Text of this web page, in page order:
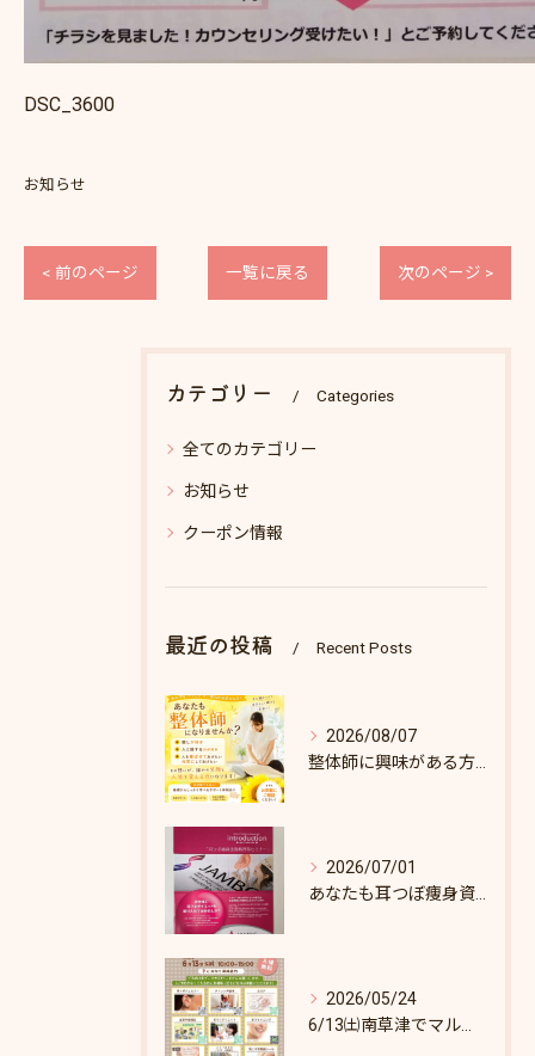
DSC_3600
お知らせ
< 前のページ 一覧に戻る 次のページ >
カテゴリー Categories
全てのカテゴリー
お知らせ
クーポン情報
最近の投稿 Recent Posts
2026/08/07
整体師に興味がある方へ♪
2026/07/01
あなたも耳つぼ痩身資格取得できます！
2026/05/24
6/13㈯南草津でマルシェします♪